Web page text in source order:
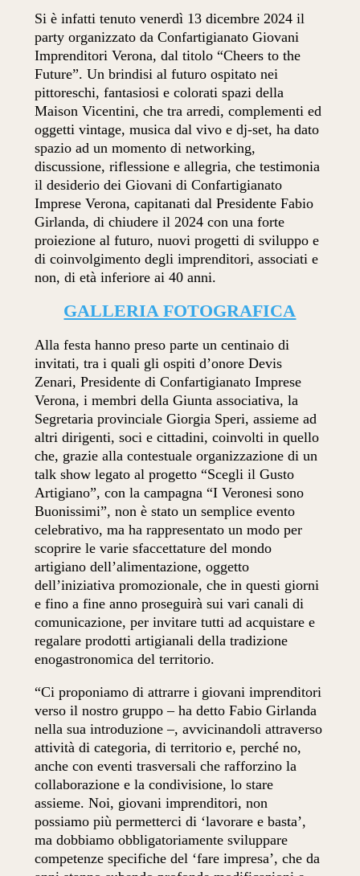
Si è infatti tenuto venerdì 13 dicembre 2024 il
party organizzato da Confartigianato Giovani
Imprenditori Verona, dal titolo “Cheers to the
Future”. Un brindisi al futuro ospitato nei
pittoreschi, fantasiosi e colorati spazi della
Maison Vicentini, che tra arredi, complementi ed
oggetti vintage, musica dal vivo e dj-set, ha dato
spazio ad un momento di networking,
discussione, riflessione e allegria, che testimonia
il desiderio dei Giovani di Confartigianato
Imprese Verona, capitanati dal Presidente Fabio
Girlanda, di chiudere il 2024 con una forte
proiezione al futuro, nuovi progetti di sviluppo e
di coinvolgimento degli imprenditori, associati e
non, di età inferiore ai 40 anni.
GALLERIA FOTOGRAFICA
Alla festa hanno preso parte un centinaio di
invitati, tra i quali gli ospiti d’onore Devis
Zenari, Presidente di Confartigianato Imprese
Verona, i membri della Giunta associativa, la
Segretaria provinciale Giorgia Speri, assieme ad
altri dirigenti, soci e cittadini, coinvolti in quello
che, grazie alla contestuale organizzazione di un
talk show legato al progetto “Scegli il Gusto
Artigiano”, con la campagna “I Veronesi sono
Buonissimi”, non è stato un semplice evento
celebrativo, ma ha rappresentato un modo per
scoprire le varie sfaccettature del mondo
artigiano dell’alimentazione, oggetto
dell’iniziativa promozionale, che in questi giorni
e fino a fine anno proseguirà sui vari canali di
comunicazione, per invitare tutti ad acquistare e
regalare prodotti artigianali della tradizione
enogastronomica del territorio.
“Ci proponiamo di attrarre i giovani imprenditori
verso il nostro gruppo – ha detto Fabio Girlanda
nella sua introduzione –, avvicinandoli attraverso
attività di categoria, di territorio e, perché no,
anche con eventi trasversali che rafforzino la
collaborazione e la condivisione, lo stare
assieme. Noi, giovani imprenditori, non
possiamo più permetterci di ‘lavorare e basta’,
ma dobbiamo obbligatoriamente sviluppare
competenze specifiche del ‘fare impresa’, che da